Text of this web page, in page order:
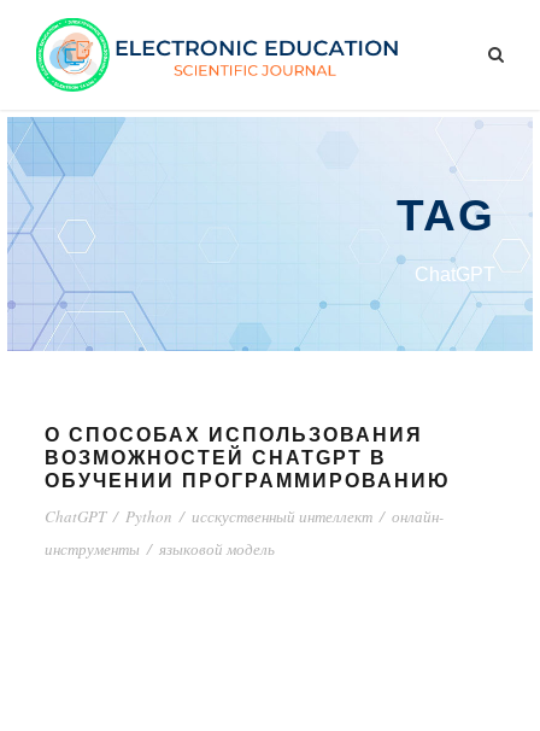
TAG
ChatGPT
О СПОСОБАХ ИСПОЛЬЗОВАНИЯ
ВОЗМОЖНОСТЕЙ CHATGPT В
ОБУЧЕНИИ ПРОГРАММИРОВАНИЮ
ChatGPT / Python / исскуственный интеллект / онлайн-
инструменты / языковой модель